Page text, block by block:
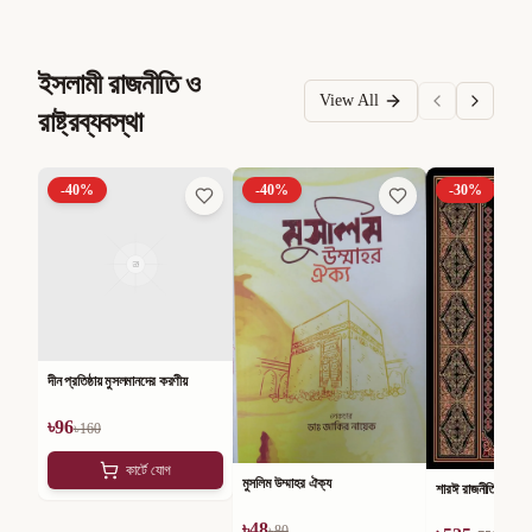
ইসলামী রাজনীতি ও
রাষ্ট্রব্যবস্থা
View All
-40%
দীন প্রতিষ্ঠায় মুসলমানদের করণীয়
৳96৳160
কার্টে যোগ
-40%
মুসলিম উম্মাহর ঐক্য
-30%
শারঈ রাজনীতি